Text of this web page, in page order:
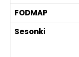
FODMAP
Sesonki